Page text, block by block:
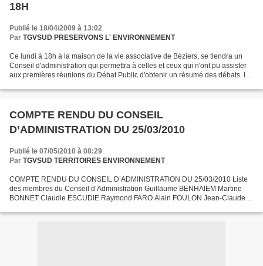
18H
Publié le 18/04/2009 à 13:02
Par TGVSUD PRESERVONS L' ENVIRONNEMENT
Ce lundi à 18h à la maison de la vie associative de Béziers, se tiendra un
Conseil d'administration qui permettra à celles et ceux qui n'ont pu assister
aux premières réunions du Débat Public d'obtenir un résumé des débats. Il
COMPTE RENDU DU CONSEIL
D’ADMINISTRATION DU 25/03/2010
Publié le 07/05/2010 à 08:29
Par TGVSUD TERRITOIRES ENVIRONNEMENT
COMPTE RENDU DU CONSEIL D’ADMINISTRATION DU 25/03/2010 Liste
des membres du Conseil d’Administration Guillaume BENHAIEM Martine
BONNET Claudie ESCUDIE Raymond FARO Alain FOULON Jean-Claude
LARRIEU...